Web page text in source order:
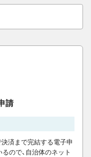
請
済まで完結する電子申
ので、自治体のネット